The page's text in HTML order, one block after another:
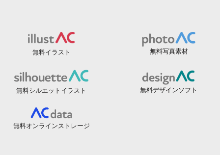
無料イラスト 無料写真素材
無料シルエットイラスト 無料デザインソフト
無料オンラインストレージ